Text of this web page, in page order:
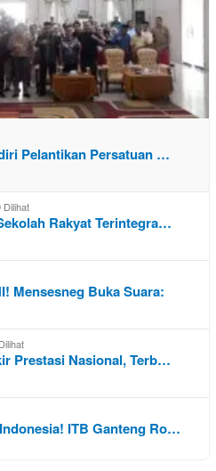
Pelantikan Persatuan …
Dilihat
Rakyat Terintegra…
Mensesneg Buka Suara:
Prestasi Nasional, Terb…
ITB Ganteng Ro…